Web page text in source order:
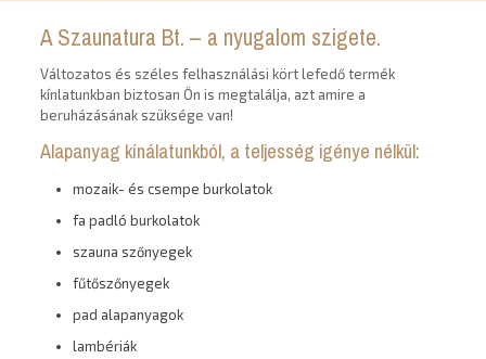
A Szaunatura Bt. – a nyugalom szigete.
Változatos és széles felhasználási kört lefedő termék
kínlatunkban biztosan Ön is megtalálja, azt amire a
beruházásának szüksége van!
Alapanyag kínálatunkból, a teljesség igénye nélkül:
mozaik- és csempe burkolatok
fa padló burkolatok
szauna szőnyegek
fűtőszőnyegek
pad alapanyagok
lambériák